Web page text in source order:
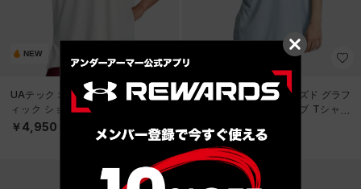
NEW
UAテック オーバーサイズド グラフ
ィック ショートスリーブ Tシャツ
（トレーニング/WOMEN）
￥4,950
UAテック オーバーサイズド グラフ
ィック ショートスリーブ Tシャツ
￥4,950